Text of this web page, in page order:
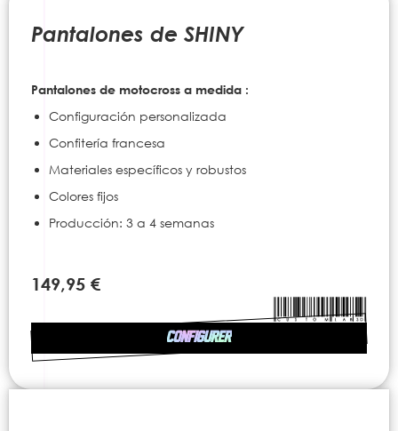
Pantalones de SHINY
Pantalones de motocross a medida :
Configuración personalizada
Confitería francesa
Materiales específicos y robustos
Colores fijos
Producción: 3 a 4 semanas
CONFIGURER
149,95 €
beginning
images
gallery